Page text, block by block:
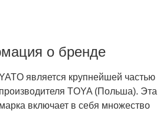
о бренде
является крупнейшей частью
производителя TOYA (Польша). Эта
марка включает в себя множество